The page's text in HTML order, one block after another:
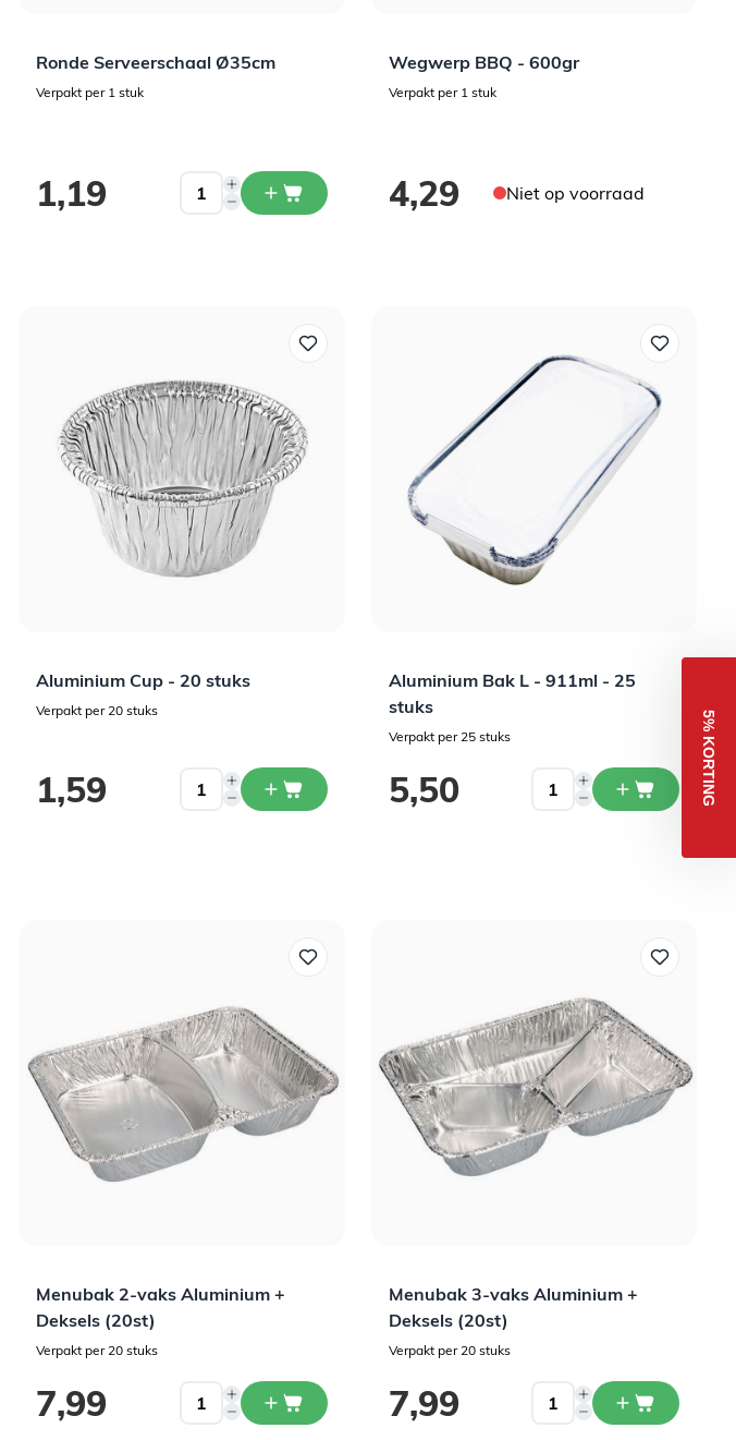
Ronde Serveerschaal Ø35cm
Verpakt per 1 stuk
1,19
Wegwerp BBQ - 600gr
Verpakt per 1 stuk
4,29 Niet op voorraad
Aluminium Cup - 20 stuks
Verpakt per 20 stuks
1,59
Aluminium Bak L - 911ml - 25
stuks
Verpakt per 25 stuks
5,50
Menubak 2-vaks Aluminium +
Deksels (20st)
Verpakt per 20 stuks
7,99
Menubak 3-vaks Aluminium +
Deksels (20st)
Verpakt per 20 stuks
7,99
5% KORTING